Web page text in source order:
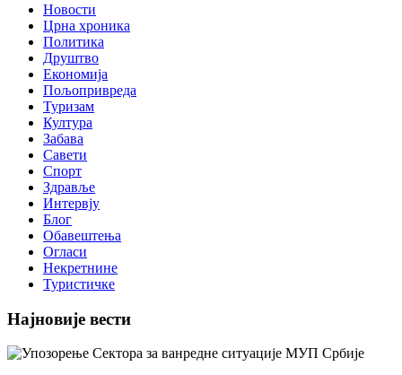
Новости
Црна хроника
Политика
Друштво
Економија
Пољопривреда
Туризам
Култура
Забава
Савети
Спорт
Здравље
Интервју
Блог
Обавештења
Огласи
Некретнине
Туристичке
Најновије вести